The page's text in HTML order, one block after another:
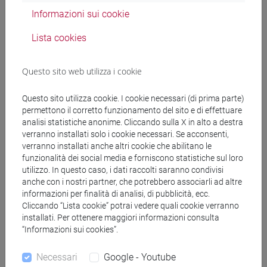
Archivistico Regionale (SIAR).
stati revisionati e sono in corso di pubblicazione. Lo
storia del fondo, biografia del produttore e ulteriori
della Regione Veneto dedicato al
SIAR.
Altri strumenti sono stati predisposti nel corso degli anni
grazie a collaborazioni esperte e di tirocinanti: schedatura
dei documenti manoscritti (database Access che permette
ricerche mirate), indice degli artisti documentati,
digitalizzazione di materiale fotografico e documenti. Si
segnala la scansione integrale di un Album in cui Morassi
conservò una selezione di articoli di giornale (anche di
difficile reperibilità) pubblicati tra il 1920 e il 1976.
Grazie a progetti e campagne di valorizzazione del
Informazioni sui cookie
Lista cookies
Questo sito web utilizza i cookie
Questo sito utilizza cookie. I cookie necessari (di prima parte)
permettono il corretto funzionamento del sito e di effettuare
analisi statistiche anonime. Cliccando sulla X in alto a destra
verranno installati solo i cookie necessari. Se acconsenti,
verranno installati anche altri cookie che abilitano le
funzionalità dei social media e forniscono statistiche sul loro
utilizzo. In questo caso, i dati raccolti saranno condivisi
anche con i nostri partner, che potrebbero associarli ad altre
informazioni per finalità di analisi, di pubblicità, ecc.
Cliccando “Lista cookie” potrai vedere quali cookie verranno
installati. Per ottenere maggiori informazioni consulta
“Informazioni sui cookies”.
Necessari Google - Youtube